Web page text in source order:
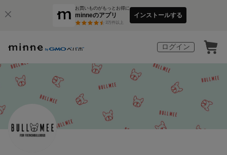
お買いものがもっとお得に
minneのアプリ
3万件以上
インストールする
ログイン